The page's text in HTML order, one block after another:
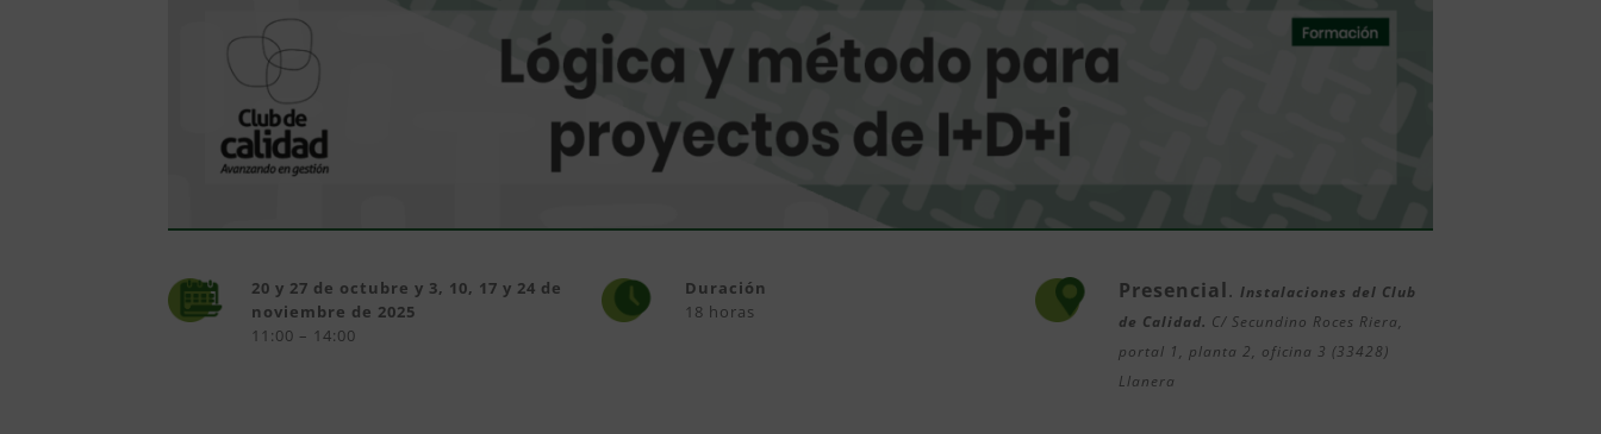
20 y 27 de octubre y 3, 10, 17 y 24 de
noviembre de 2025
11:00 – 14:00
Duración
18 horas
Presencial. Instalaciones del Club
de Calidad. C/ Secundino Roces Riera,
portal 1, planta 2, oficina 3 (33428)
Llanera